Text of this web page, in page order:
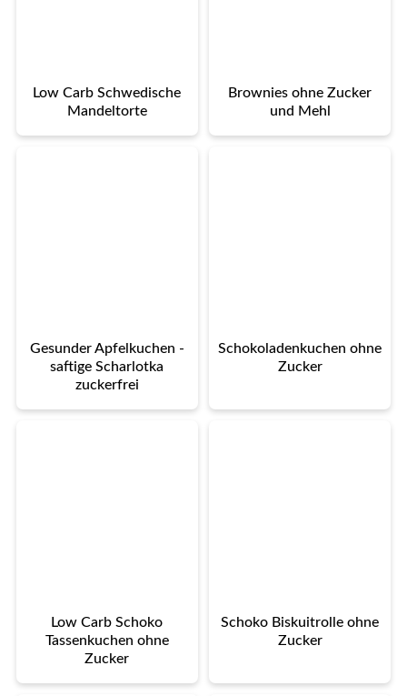
Low Carb Schwedische
Mandeltorte
Brownies ohne Zucker
und Mehl
Gesunder Apfelkuchen -
saftige Scharlotka
zuckerfrei
Schokoladenkuchen ohne
Zucker
Low Carb Schoko
Tassenkuchen ohne
Zucker
Schoko Biskuitrolle ohne
Zucker